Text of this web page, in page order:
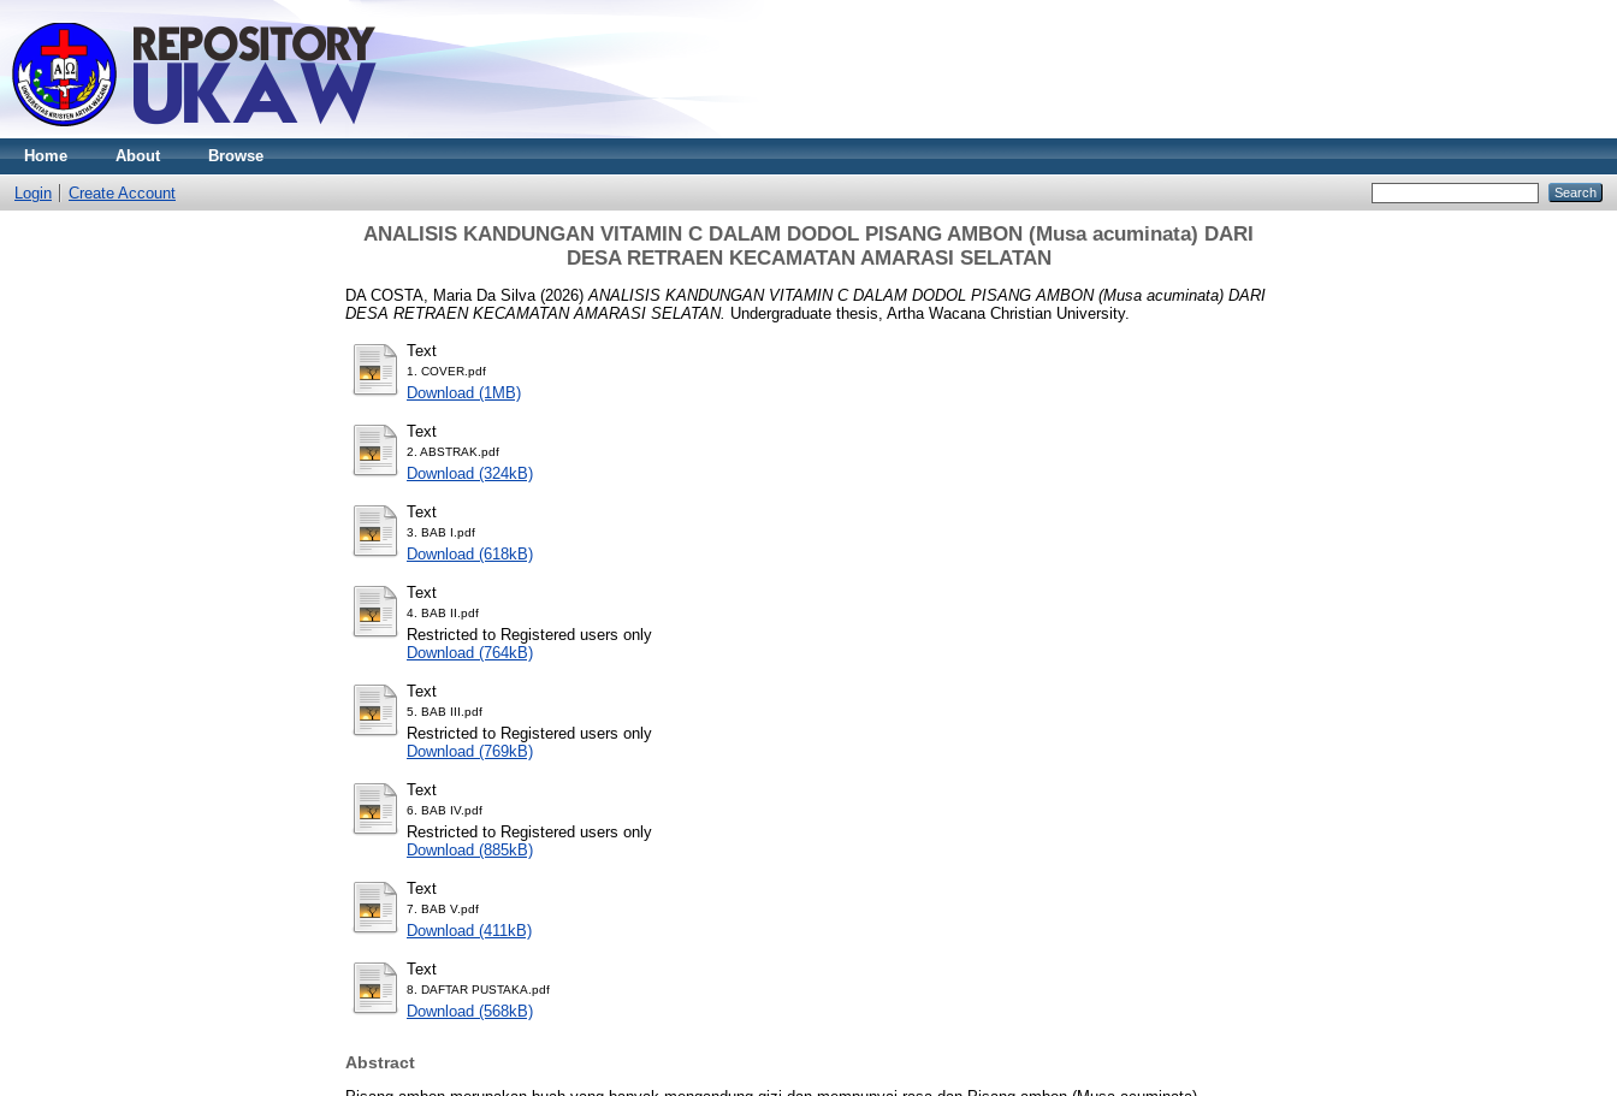
Home About Browse
Login Create Account
ANALISIS KANDUNGAN VITAMIN C DALAM DODOL PISANG AMBON (Musa acuminata) DARI
DESA RETRAEN KECAMATAN AMARASI SELATAN
DA COSTA, Maria Da Silva (2026) ANALISIS KANDUNGAN VITAMIN C DALAM DODOL PISANG AMBON (Musa acuminata) DARI
DESA RETRAEN KECAMATAN AMARASI SELATAN. Undergraduate thesis, Artha Wacana Christian University.
Text
1. COVER.pdf
Download (1MB)
Text
2. ABSTRAK.pdf
Download (324kB)
Text
3. BAB I.pdf
Download (618kB)
Text
4. BAB II.pdf
Restricted to Registered users only
Download (764kB)
Text
5. BAB III.pdf
Restricted to Registered users only
Download (769kB)
Text
6. BAB IV.pdf
Restricted to Registered users only
Download (885kB)
Text
7. BAB V.pdf
Download (411kB)
Text
8. DAFTAR PUSTAKA.pdf
Download (568kB)
Abstract